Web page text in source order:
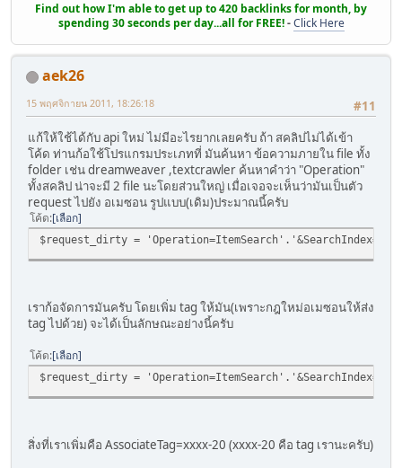
Find out how I'm able to get up to 420 backlinks for month, by
spending 30 seconds per day...all for FREE!-Click Here
aek26
#11
15 พฤศจิกายน 2011, 18:26:18
แก้ให้ใช้ได้กับ api ใหม่ ไม่มีอะไรยากเลยครับ ถ้า สคลิปไม่ได้เข้า
โค้ด ท่านก้อใช้โปรแกรมประเภทที่ มันค้นหา ข้อความภายใน file ทั้ง
folder เช่น dreamweaver ,textcrawler ค้นหาคำว่า "Operation"
ทั้งสคลิป น่าจะมี 2 file นะโดยส่วนใหญ่ เมื่อเจอจะเห็นว่ามันเป็นตัว
request ไปยัง อเมซอน รูปแบบ(เดิม)ประมาณนี้ครับ
โค้ด เลือก
$request_dirty =
เราก้อจัดการมันครับ โดยเพิ่ม tag ให้มัน(เพราะกฎใหม่อเมซอนให้ส่ง
tag ไปด้วย) จะได้เป็นลักษณะอย่างนี้ครับ
โค้ด เลือก
$request_dirty =
สิ่งที่เราเพิ่มคือ AssociateTag=xxxx-20 (xxxx-20 คือ tag เรานะครับ)